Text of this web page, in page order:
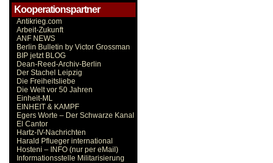
Kooperationspartner
Antikrieg.com
Arbeit-Zukunft
ANF NEWS
Berlin Bulletin by Victor Grossman
BIP jetzt BLOG
Dean-Reed-Archiv-Berlin
Der Stachel Leipzig
Die Freiheitsliebe
Die Welt vor 50 Jahren
Einheit-ML
EINHEIT & KAMPF
Egers Worte – Der Schwarze Kanal
El Cantor
Hartz-IV-Nachrichten
Harald Pflueger international
Hosteni – INFO (nur per eMail)
Informationsstelle Militarisierung